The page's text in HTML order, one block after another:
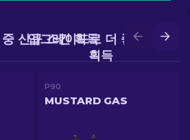
업그레이드로 더 좋은 스킨
획득
신규 스킨 획득
P90
MUSTARD GAS